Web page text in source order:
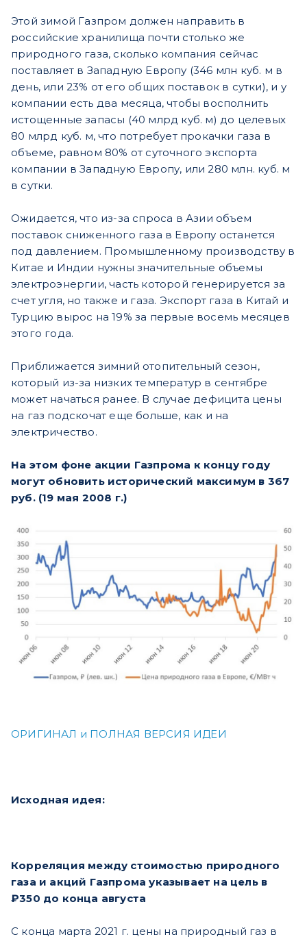
Этой зимой Газпром должен направить в
российские хранилища почти столько же
природного газа, сколько компания сейчас
поставляет в Западную Европу (346 млн куб. м в
день, или 23% от его общих поставок в сутки), и у
компании есть два месяца, чтобы восполнить
истощенные запасы (40 млрд куб. м) до целевых
80 млрд куб. м, что потребует прокачки газа в
объеме, равном 80% от суточного экспорта
компании в Западную Европу, или 280 млн. куб. м
в сутки.
Ожидается, что из-за спроса в Азии объем
поставок сниженного газа в Европу останется
под давлением. Промышленному производству в
Китае и Индии нужны значительные объемы
электроэнергии, часть которой генерируется за
счет угля, но также и газа. Экспорт газа в Китай и
Турцию вырос на 19% за первые восемь месяцев
этого года.
Приближается зимний отопительный сезон,
который из-за низких температур в сентябре
может начаться ранее. В случае дефицита цены
на газ подскочат еще больше, как и на
электричество.
На этом фоне акции Газпрома к концу году
могут обновить исторический максимум в 367
руб. (19 мая 2008 г.)
ОРИГИНАЛ и ПОЛНАЯ ВЕРСИЯ ИДЕИ
Исходная идея:
Корреляция между стоимостью природного
газа и акций Газпрома указывает на цель в
₽350 до конца августа
С конца марта 2021 г. цены на природный газ в